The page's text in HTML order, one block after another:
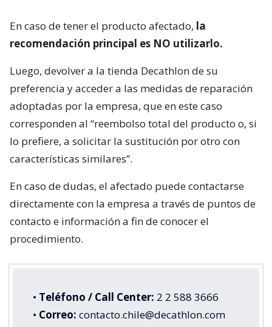
En caso de tener el producto afectado, la
recomendación principal es NO utilizarlo.
Luego, devolver a la tienda Decathlon de su
preferencia y acceder a las medidas de reparación
adoptadas por la empresa, que en este caso
corresponden al “reembolso total del producto o, si
lo prefiere, a solicitar la sustitución por otro con
características similares”.
En caso de dudas, el afectado puede contactarse
directamente con la empresa a través de puntos de
contacto e información a fin de conocer el
procedimiento.
• Teléfono / Call Center: 2 2 588 3666
• Correo: contacto.chile@decathlon.com